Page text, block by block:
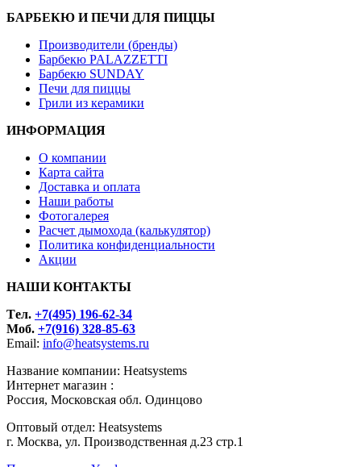
БАРБЕКЮ И ПЕЧИ ДЛЯ ПИЦЦЫ
Производители (бренды)
Барбекю PALAZZETTI
Барбекю SUNDAY
Печи для пиццы
Грили из керамики
ИНФОРМАЦИЯ
О компании
Карта сайта
Доставка и оплата
Наши работы
Фотогалерея
Расчет дымохода (калькулятор)
Политика конфиденциальности
Акции
НАШИ КОНТАКТЫ
Tел. +7(495) 196-62-34
Моб. +7(916) 328-85-63
Email: info@heatsystems.ru
Название компании: Heatsystems
Интернет магазин :
Россия, Московская обл. Одинцово
Оптовый отдел: Heatsystems
г. Москва, ул. Производственная д.23 стр.1